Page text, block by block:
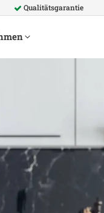
Qualitätsgarantie